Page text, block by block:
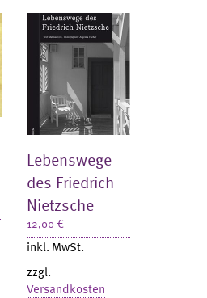
Lebenswege
des Friedrich
Nietzsche
12,00€
inkl. MwSt.
zzgl.
Versandkosten